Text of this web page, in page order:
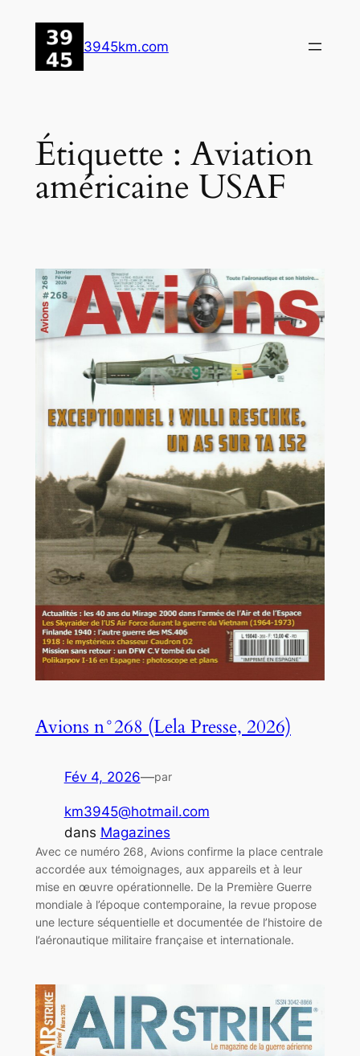
contenu
3945km.com
Étiquette : Aviation
américaine USAF
Avions n°268 (Lela Presse, 2026)
Fév 4, 2026—par
km3945@hotmail.com
dans Magazines
Avec ce numéro 268, Avions confirme la place centrale
accordée aux témoignages, aux appareils et à leur
mise en œuvre opérationnelle. De la Première Guerre
mondiale à l’époque contemporaine, la revue propose
une lecture séquentielle et documentée de l’histoire de
l’aéronautique militaire française et internationale.